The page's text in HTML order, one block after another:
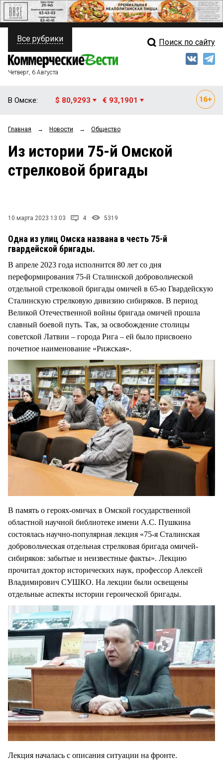
ПОЛИТИКА
ФИНАНСЫ
ОБЩЕСТВО
ЗАКОН
НОВОСТИ КОМПАНИЙ
СТИЛЬ ЖИЗНИ
Свежий выпуск
Рейтинги
Блоги
Все рубрики Поиск по сайту
Четверг, 6 Августа
В Омске: $ 80,9293 € 93,1901
Главная → Новости → Общество
Из истории 75-й Омской
стрелковой бригады
10 марта 2023 13:03 4 5319
Одна из улиц Омска названа в честь 75-й
гвардейской бригады.
В апреле 2023 года исполнится 80 лет со дня
переформирования 75-й Сталинской добровольческой
отдельной стрелковой бригады омичей в 65-ю Гвардейскую
Сталинскую стрелковую дивизию сибиряков. В период
Великой Отечественной войны бригада омичей прошла
славный боевой путь. Так, за освобождение столицы
советской Латвии – города Рига – ей было присвоено
почетное наименование «Рижская».
В память о героях-омичах в Омской государственной
областной научной библиотеке имени А.С. Пушкина
состоялась научно-популярная лекция «75-я Сталинская
добровольческая отдельная стрелковая бригада омичей-
сибиряков: забытые и неизвестные факты». Лекцию
прочитал доктор исторических наук, профессор Алексей
Владимирович СУШКО. На лекции были освещены
отдельные аспекты истории героической бригады.
Лекция началась с описания ситуации на фронте.